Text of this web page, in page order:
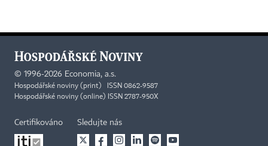
© 1996-2026 Economia, a.s.
Hospodářské noviny (print) ISSN 0862-9587
Hospodářské noviny (online) ISSN 2787-950X
Certifikováno Sledujte nás